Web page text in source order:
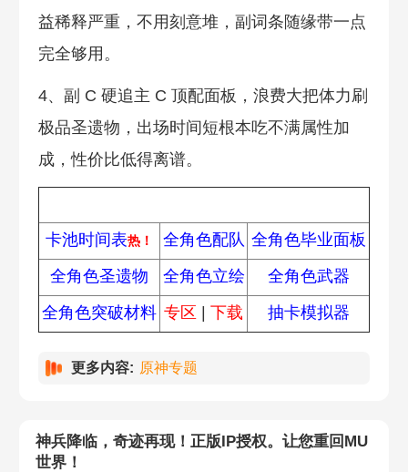
益稀释严重，不用刻意堆，副词条随缘带一点
完全够用。
4、副 C 硬追主 C 顶配面板，浪费大把体力刷
极品圣遗物，出场时间短根本吃不满属性加
成，性价比低得离谱。
卡池时间表热！ 全角色配队 全角色毕业面板
全角色圣遗物
全角色立绘
全角色武器
全角色突破材料 专区 下载 抽卡模拟器
更多内容: 原神专题
神兵降临，奇迹再现！正版IP授权。让您重回MU
世界！